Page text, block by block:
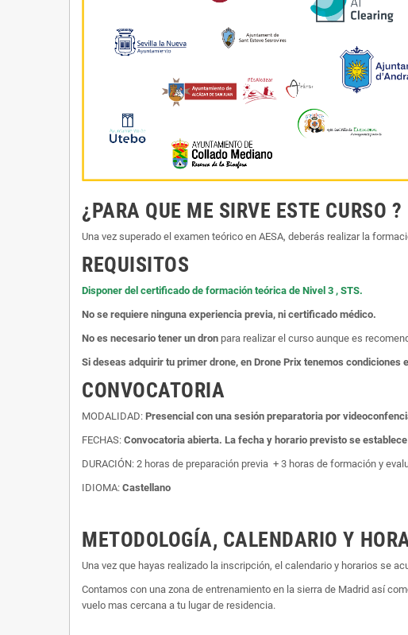
¿PARA QUE ME SIRVE ESTE CURSO ?
Una vez superado el examen teórico en AESA, deberás realizar la
REQUISITOS
Disponer del certificado de formación teórica de Nivel 3 , STS.
No se requiere ninguna experiencia previa, ni certificado médico.
No es necesario tener un dron para realizar el curso aunque es
Si deseas adquirir tu primer drone, en Drone Prix tenemos condiciones
CONVOCATORIA
MODALIDAD: Presencial con una sesión preparatoria por
FECHAS: Convocatoria abierta. La fecha y horario previsto se
DURACIÓN: 2 horas de preparación previa + 3 horas de formación y
IDIOMA: Castellano
METODOLOGÍA, CALENDARIO Y
Una vez que hayas realizado la inscripción, el calendario y horarios se
Contamos con una zona de entrenamiento en la sierra de Madrid así
vuelo mas cercana a tu lugar de residencia.